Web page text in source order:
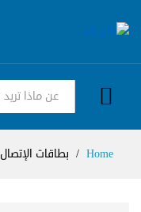
كل الفئات
Home
/ بطاقات الإتصال